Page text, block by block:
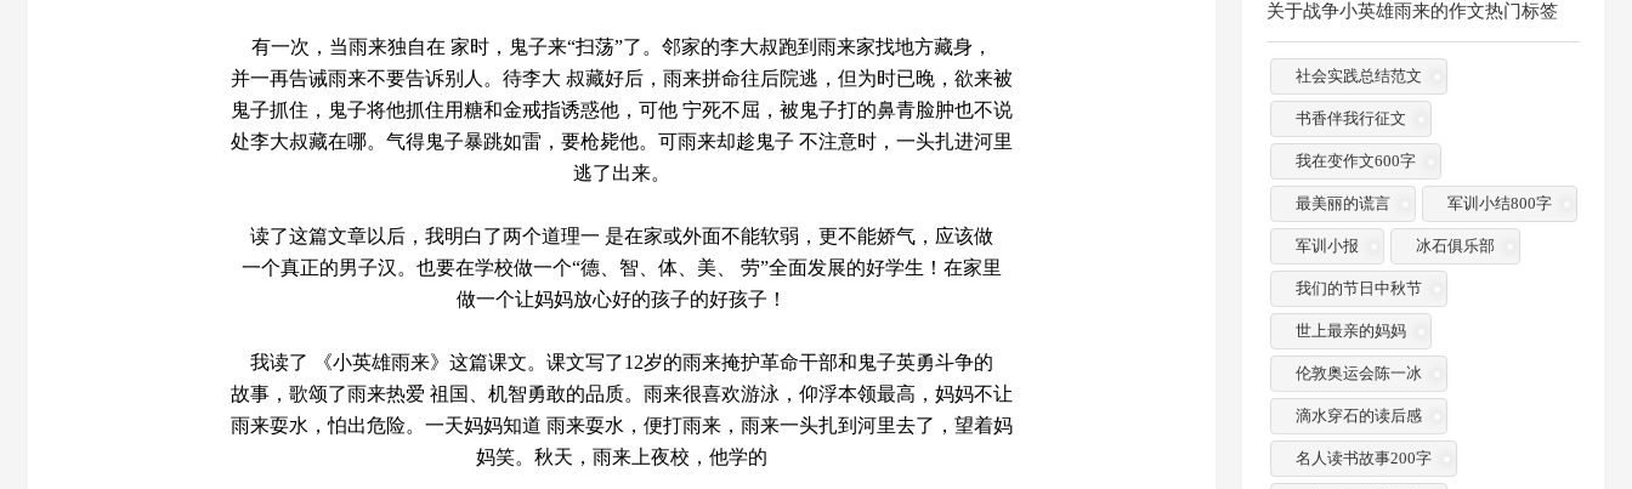
有一次，当雨来独自在 家时，鬼子来“扫荡”了。邻家的李大叔跑到雨来家找地方藏身，
并一再告诫雨来不要告诉别人。待李大 叔藏好后，雨来拼命往后院逃，但为时已晚，欲来被
鬼子抓住，鬼子将他抓住用糖和金戒指诱惑他，可他 宁死不屈，被鬼子打的鼻青脸肿也不说
处李大叔藏在哪。气得鬼子暴跳如雷，要枪毙他。可雨来却趁鬼子 不注意时，一头扎进河里
逃了出来。
读了这篇文章以后，我明白了两个道理一 是在家或外面不能软弱，更不能娇气，应该做
一个真正的男子汉。也要在学校做一个“德、智、体、美、 劳”全面发展的好学生！在家里
做一个让妈妈放心好的孩子的好孩子！
我读了 《小英雄雨来》这篇课文。课文写了12岁的雨来掩护革命干部和鬼子英勇斗争的
故事，歌颂了雨来热爱 祖国、机智勇敢的品质。雨来很喜欢游泳，仰浮本领最高，妈妈不让
雨来耍水，怕出危险。一天妈妈知道 雨来耍水，便打雨来，雨来一头扎到河里去了，望着妈
妈笑。秋天，雨来上夜校，他学的
关于战争小英雄雨来的作文热门标签
社会实践总结范文
书香伴我行征文
我在变作文600字
最美丽的谎言 军训小结800字
军训小报 冰石俱乐部
我们的节日中秋节
世上最亲的妈妈
伦敦奥运会陈一冰
滴水穿石的读后感
名人读书故事200字